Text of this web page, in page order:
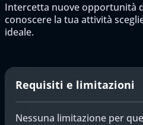
Intercetta nuove opportunità
conoscere la tua attività
ideale.
Requisiti e limitazioni
Nessuna limitazione per